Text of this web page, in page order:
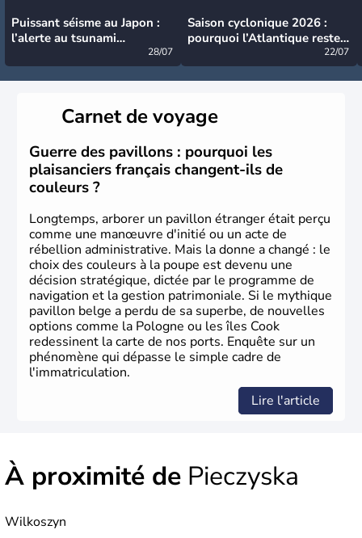
Puissant séisme au Japon :
l’alerte au tsunami
28/07
Saison cyclonique 2026 :
pourquoi l’Atlantique reste
22/07
Carnet de voyage
Guerre des pavillons : pourquoi les
plaisanciers français changent-ils de
couleurs ?
Longtemps, arborer un pavillon étranger était perçu
comme une manœuvre d'initié ou un acte de
rébellion administrative. Mais la donne a changé : le
choix des couleurs à la poupe est devenu une
décision stratégique, dictée par le programme de
navigation et la gestion patrimoniale. Si le mythique
pavillon belge a perdu de sa superbe, de nouvelles
options comme la Pologne ou les îles Cook
redessinent la carte de nos ports. Enquête sur un
phénomène qui dépasse le simple cadre de
l'immatriculation.
Lire l'article
À proximité de Pieczyska
Wilkoszyn